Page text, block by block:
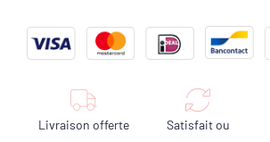
Livraison offerte
Satisfait ou